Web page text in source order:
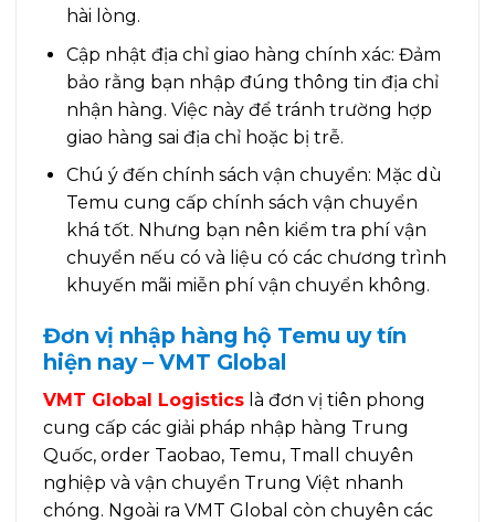
hài lòng.
Cập nhật địa chỉ giao hàng chính xác: Đảm
bảo rằng bạn nhập đúng thông tin địa chỉ
nhận hàng. Việc này để tránh trường hợp
giao hàng sai địa chỉ hoặc bị trễ.
Chú ý đến chính sách vận chuyển: Mặc dù
Temu cung cấp chính sách vận chuyển
khá tốt. Nhưng bạn nên kiểm tra phí vận
chuyển nếu có và liệu có các chương trình
khuyến mãi miễn phí vận chuyển không.
Đơn vị nhập hàng hộ Temu uy tín
hiện nay – VMT Global
VMT Global Logistics là đơn vị tiên phong
cung cấp các giải pháp nhập hàng Trung
Quốc, order Taobao, Temu, Tmall chuyên
nghiệp và vận chuyển Trung Việt nhanh
chóng. Ngoài ra VMT Global còn chuyên các